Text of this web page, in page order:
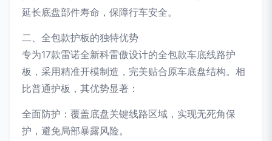
延长底盘部件寿命，保障行车安全。
二、全包款护板的独特优势
专为17款雷诺全新科雷傲设计的全包款车底线路护
板，采用精准开模制造，完美贴合原车底盘结构。相
比普通护板，其优势显著：
全面防护：覆盖底盘关键线路区域，实现无死角保
护，避免局部暴露风险。